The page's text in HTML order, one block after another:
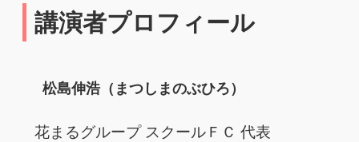
講演者プロフィール
松島伸浩（まつしまのぶひろ）
花まるグループ スクールＦＣ 代表